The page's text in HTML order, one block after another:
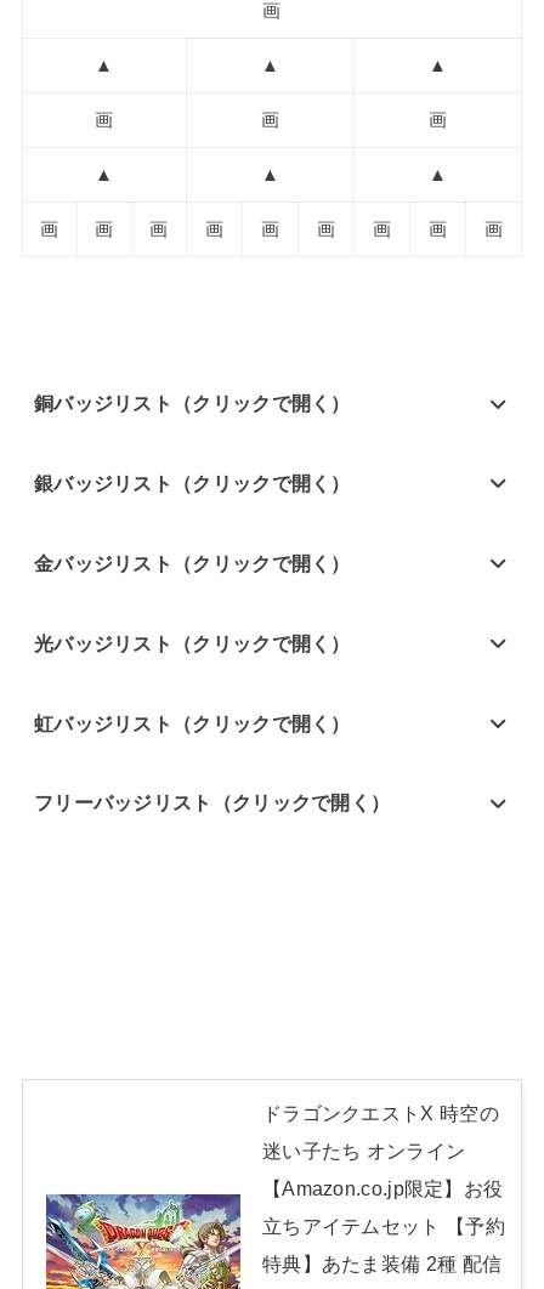
画
▲ ▲ ▲
画 画 画
▲ ▲ ▲
画 画 画 画 画 画 画 画 画
銅バッジリスト（クリックで開く）
銀バッジリスト（クリックで開く）
金バッジリスト（クリックで開く）
光バッジリスト（クリックで開く）
虹バッジリスト（クリックで開く）
フリーバッジリスト（クリックで開く）
ドラゴンクエストX 時空の
迷い子たち オンライン
【Amazon.co.jp限定】お役
立ちアイテムセット 【予約
特典】あたま装備 2種 配信